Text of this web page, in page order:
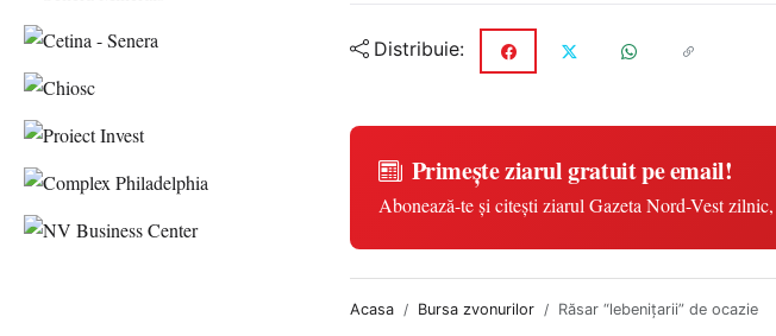
Distribuie:
Primește ziarul gratuit pe email!
Abonează-te și citești ziarul Gazeta Nord-Vest
Acasa Bursa zvonurilor Răsar “lebeniţarii” de ocazie